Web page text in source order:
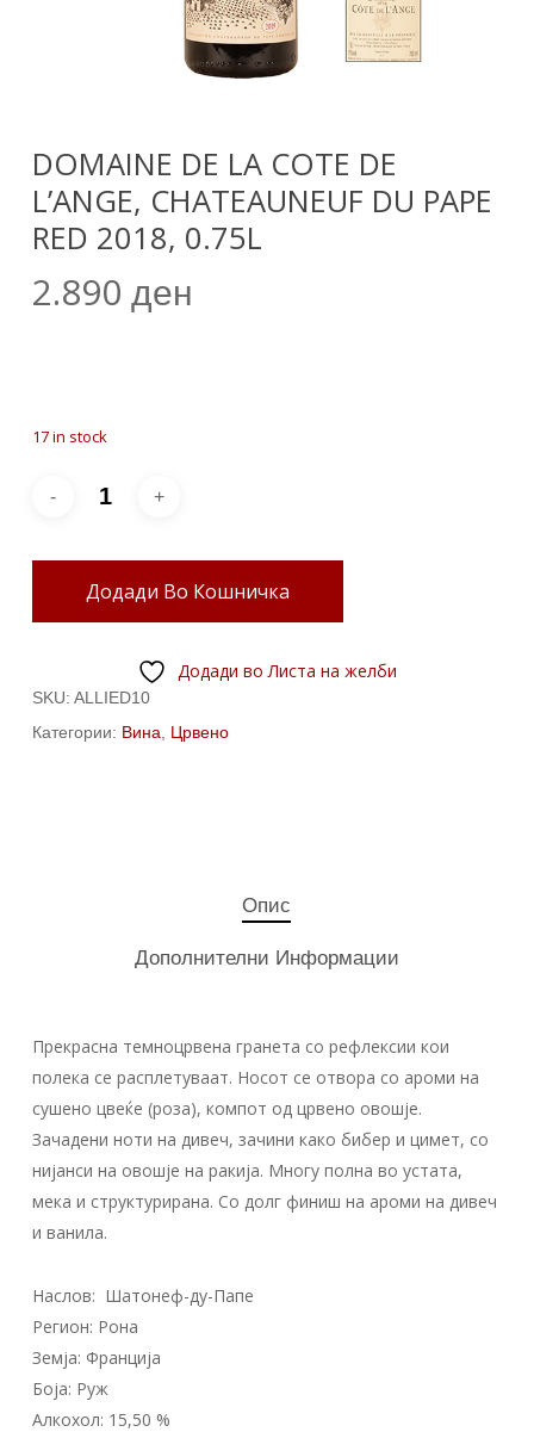
DOMAINE DE LA COTE DE
L’ANGE, CHATEAUNEUF DU PAPE
RED 2018, 0.75L
2.890 ден
17 in stock
Додади Во Кошничка
Додади во Листа на желби
SKU: ALLIED10
Категории: Вина Црвено
Опис
Дополнителни Информации
Прекрасна темноцрвена гранета со рефлексии кои
полека се расплетуваат. Носот се отвора со ароми на
сушено цвеќе (роза), компот од црвено овошје.
Зачадени ноти на дивеч, зачини како бибер и цимет, со
нијанси на овошје на ракија. Многу полна во устата,
мека и структурирана. Со долг финиш на ароми на дивеч
и ванила.
Наслов: Шатонеф-ду-Папе
Регион: Рона
Земја: Франција
Боја: Руж
Алкохол: 15,50 %